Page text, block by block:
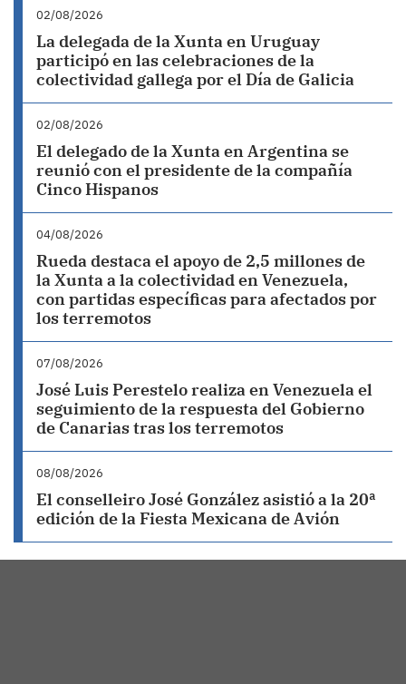
02/08/2026
La delegada de la Xunta en Uruguay
participó en las celebraciones de la
colectividad gallega por el Día de Galicia
02/08/2026
El delegado de la Xunta en Argentina se
reunió con el presidente de la compañía
Cinco Hispanos
04/08/2026
Rueda destaca el apoyo de 2,5 millones de
la Xunta a la colectividad en Venezuela,
con partidas específicas para afectados por
los terremotos
07/08/2026
José Luis Perestelo realiza en Venezuela el
seguimiento de la respuesta del Gobierno
de Canarias tras los terremotos
08/08/2026
El conselleiro José González asistió a la 20ª
edición de la Fiesta Mexicana de Avión